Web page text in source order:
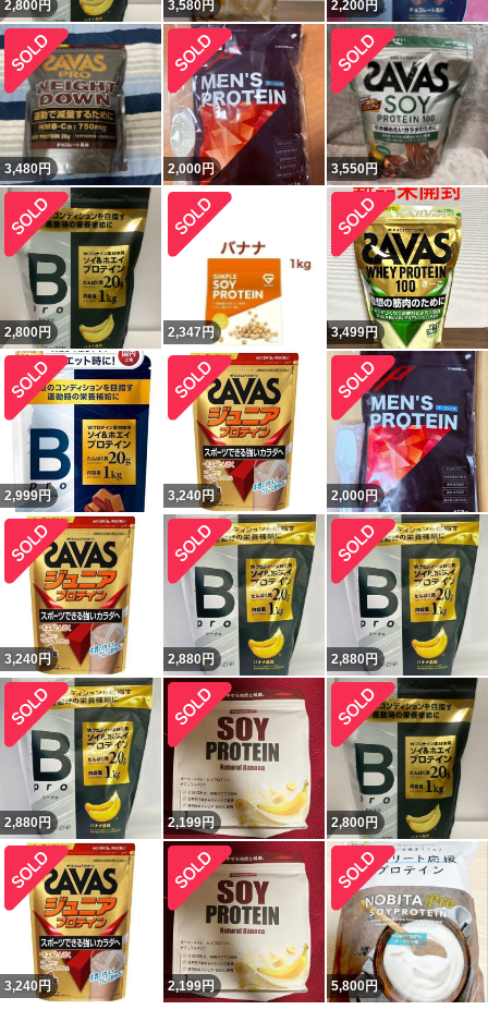
2,800円 3,580円 2,200円
3,480円 2,000円 3,550円
2,800円 2,347 円 3,499円
2,999円 3,240円 2,000円
3,240円 2,880円 2,880円
2,880円 2,199円 2,800円
3,240円 2,199円 5,800円